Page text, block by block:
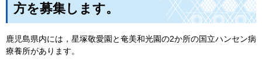
方を募集します。
鹿児島県内には，星塚敬愛園と奄美和光園の2か所の国立ハンセン病
療養所があります。